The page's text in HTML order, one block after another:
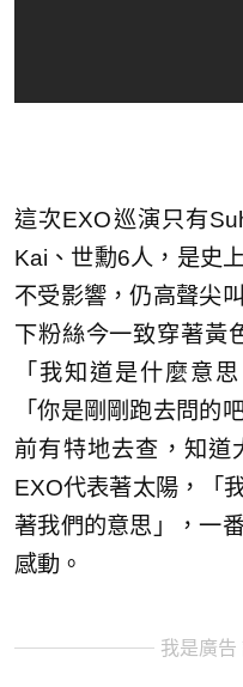
這次EXO巡演只有
Kai、世勳6人，是史
不受影響，仍高聲尖
下粉絲今一致穿著黃
「我知道是什麼意
「你是剛剛跑去問的
前有特地去查，知道
EXO代表著太陽，「
著我們的意思」，一
感動。
我是廣告